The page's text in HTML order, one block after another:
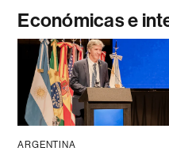
Económicas e
ARGENTINA